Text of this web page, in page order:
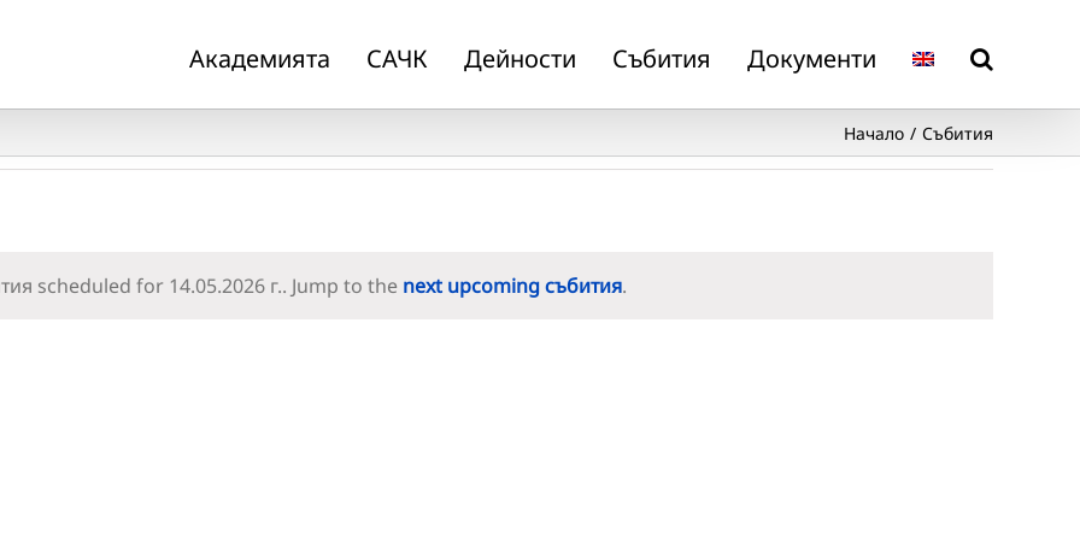
Академията САЧК Дейности Събития Документи
Начало Събития
Notice
scheduled for 14.05.2026 г.. Jump to the next upcoming събития.